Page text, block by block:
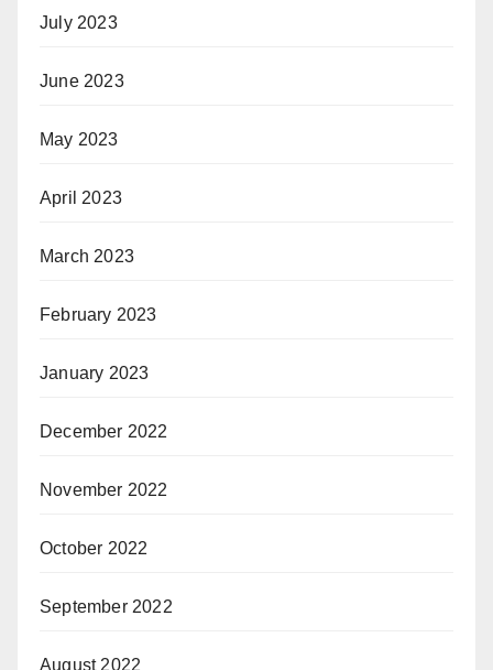
July 2023
June 2023
May 2023
April 2023
March 2023
February 2023
January 2023
December 2022
November 2022
October 2022
September 2022
August 2022